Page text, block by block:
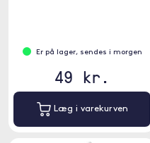
Er på lager, sendes i morgen
49 kr.
Læg i varekurven